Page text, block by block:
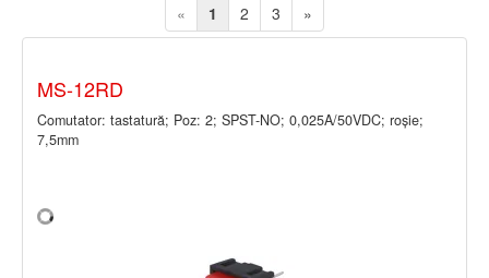
« 1 2 3 »
MS-12RD
Comutator: tastatură; Poz: 2; SPST-NO; 0,025A/50VDC; roşie;
7,5mm